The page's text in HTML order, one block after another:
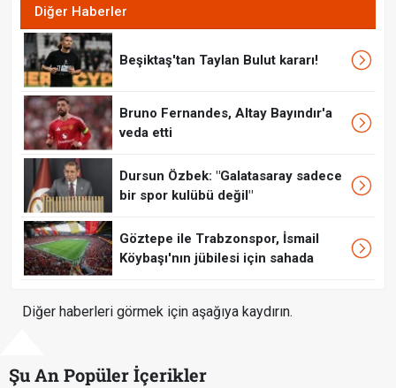
Diğer Haberler
Beşiktaş'tan Taylan Bulut kararı!
Bruno Fernandes, Altay Bayındır'a
veda etti
Dursun Özbek: "Galatasaray sadece
bir spor kulübü değil"
Göztepe ile Trabzonspor, İsmail
Köybaşı'nın jübilesi için sahada
Diğer haberleri görmek için aşağıya kaydırın.
Şu An Popüler İçerikler